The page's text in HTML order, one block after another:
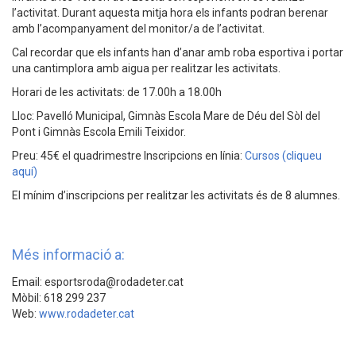
l’activitat. Durant aquesta mitja hora els infants podran berenar
amb l’acompanyament del monitor/a de l’activitat.
Cal recordar que els infants han d’anar amb roba esportiva i portar
una cantimplora amb aigua per realitzar les activitats.
Horari de les activitats: de 17.00h a 18.00h
Lloc: Pavelló Municipal, Gimnàs Escola Mare de Déu del Sòl del
Pont i Gimnàs Escola Emili Teixidor.
Preu: 45€ el quadrimestre Inscripcions en línia: Cursos (cliqueu
aquí)
El mínim d’inscripcions per realitzar les activitats és de 8 alumnes.
Més informació a:
Email: esportsroda@rodadeter.cat
Mòbil: 618 299 237
Web: www.rodadeter.cat